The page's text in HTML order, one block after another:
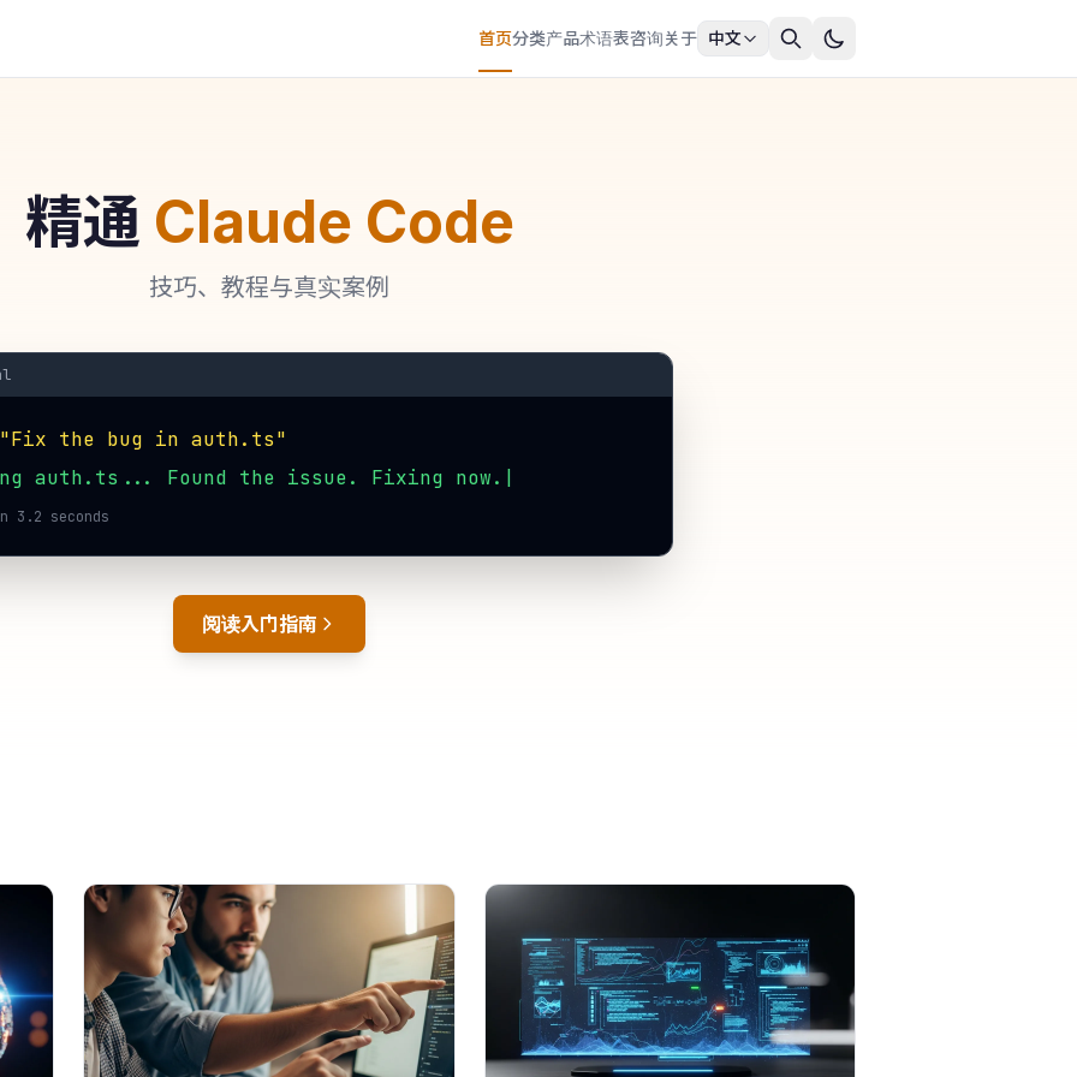
首页分类产品术语表咨询关于 中文
精通 Claude Code
技巧、教程与真实案例
"Fix the bug in auth.ts"
auth.ts... Found the issue. Fixing now.
seconds
阅读入门指南